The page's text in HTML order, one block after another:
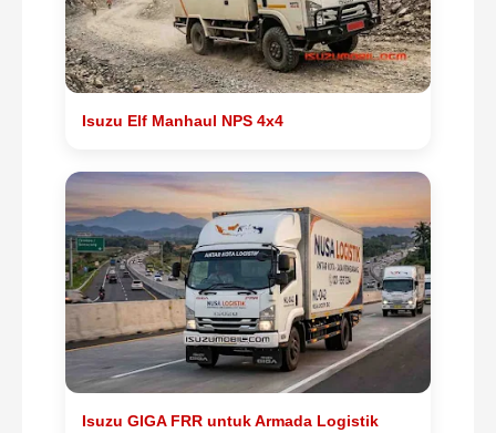
Isuzu Elf Manhaul NPS 4x4
Isuzu GIGA FRR untuk Armada Logistik